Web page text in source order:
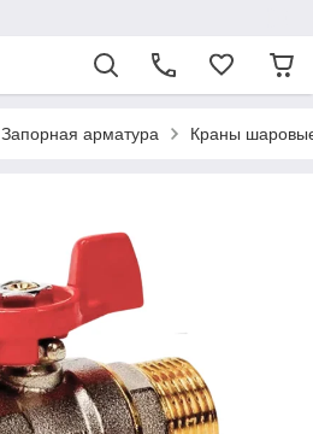
Запорная арматура Краны